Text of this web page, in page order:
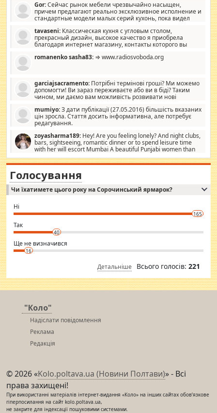
Gor:Сейчас рынок мебели чрезвычайно насыщен,
причем предлагают реально эксклюзивное исполнение и
стандартные модели малых серий кухонь, пока видел
стандартные формы, в MebelOk, креативненько и что главное -
со вкусом все в порядке, без ненужных наворотов удорожающих
мебель, а это не последний фактор.
tavaseni: Классическая кухня с угловым столом,
прекрасный дизайн, высокое качество я приобрела
благодаря интернет магазину, контакты которого вы
romanenko sasha83: ⇒ www.radiosvoboda.org
garciajsacramento: Потрібні термінові гроші? Ми можемо
допомогти! Ви зараз переживаєте або ви в біді? Таким
чином, ми даємо вам можливість розвивати нові
допомагати людям, які намагаються дати їм шанс. Кожен
заслуговує на другий шанс, і, оскільки влада не зможе, вони
повинні приймати від інших. Для нас нема багато суми, і зрілість
витрат, а тільки узгоджених сум і нічого іншого. Не чекайте і не
коментуйте цей пост. Введіть суму, яку ви хочете подати, і ми
зв'яжемося з вами з усіма варіантами. зв'яжіться з нами
сьогодні на garciajsacramento@gmail.com Вам потрібні термінові
гроші? Ми можемо допомогти!
mumiyo:З дати публікації (27.05.2016) більшість вказаних
цін зросла. Стаття досить інформативна, але потребує
редагування.
zoyasharma189: Hey! Are you feeling lonely? And night clubs,
bars, sightseeing, romantic dinner or to spend leisure time
with her will escort Mumbai A beautiful Punjabi women than
sexy escort companion in arms that you guys feel like 5 star luxury
hotel had to spend the night in their search for loved solitaire free
woman "Love Solitaire" beautiful figure and shapely body shapes.
Independent escort in Mumbai, truthful, friendly and cheerful girl.
WhatsApp via an easily can see the latest pictures of her body and the
want to meet new people. Sakshi Mirchandani health and figure
conscious in order to keep yourself fit and regularly go to the health
club.
⇒ sakshimirchandani.com
Голосування
Чи їхатимете цього року на Сорочинський ярмарок?
Ні
165
Так
40
Ще не визначився
16
Детальніше Всього голосів: 221
"Коло"
Надіслати повідомлення
Реклама
Редакція
© 2026 «Kolo.poltava.ua (Новини Полтави)» - Всі
права захищені!
При використанні матеріалів інтернет-видання «Коло» на інших сайтах обов’язкове
гіперпосилання на сайт kolo.poltava.ua,
не закрите для індексації пошуковими системами.